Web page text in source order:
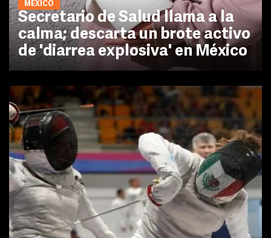
MÉXICO
Secretario de Salud llama a la
calma; descarta un brote activo
de 'diarrea explosiva' en México